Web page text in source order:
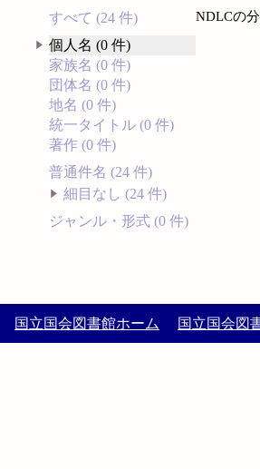
すべて (24 件)
個人名 (0 件)
家族名 (0 件)
団体名 (0 件)
地名 (0 件)
統一タイトル (0 件)
著作 (0 件)
普通件名 (24 件)
細目なし (24 件)
ジャンル・形式 (0 件)
NDLCの
国立国会図書館ホーム 国立国会図